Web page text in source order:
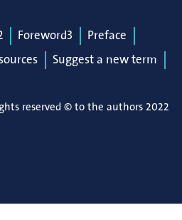
Foreword3
Preface
Suggest a new term
reserved © to the authors 2022